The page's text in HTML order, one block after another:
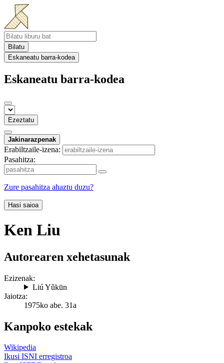
Bilatu
Eskaneatu barra-kodea
Eskaneatu barra-kodea
Ezeztatu
Jakinarazpenak
Erabiltzaile-izena:
Pasahitza:
Zure pasahitza ahaztu duzu?
Hasi saioa
Ken Liu
Autorearen xehetasunak
Ezizenak:
Liú Yǔkūn
Jaiotza:
1975ko abe. 31a
Kanpoko estekak
Wikipedia
Ikusi ISNI erregistroa